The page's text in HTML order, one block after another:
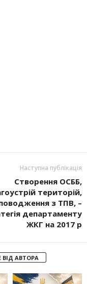
Наступна публікація
Створення ОСББ,
територій,
з ТПВ, –
департаменту
ЖКГ на 2017 р
ВІД АВТОРА